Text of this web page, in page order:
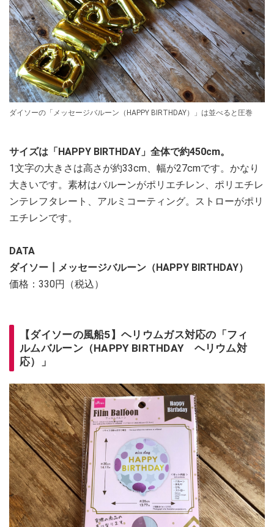
ダイソーの「メッセージバルーン（HAPPY BIRTHDAY）」は並べると圧巻
サイズは「HAPPY BIRTHDAY」全体で約450cm。
1文字の大きさは高さが約33cm、幅が27cmです。かなり
大きいです。素材はバルーンがポリエチレン、ポリエチレ
ンテレフタレート、アルミコーティング。ストローがポリ
エチレンです。
DATA
ダイソー┃メッセージバルーン（HAPPY BIRTHDAY）
価格：330円（税込）
【ダイソーの風船5】ヘリウムガス対応の「フィ
ルムバルーン（HAPPY BIRTHDAY ヘリウム対
応）」